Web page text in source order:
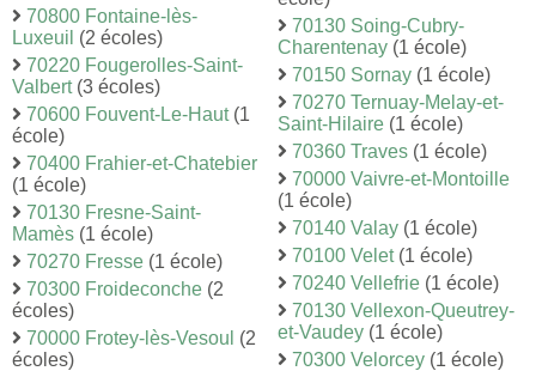
70800 Fontaine-lès-
Luxeuil (2 écoles)
70220 Fougerolles-Saint-
Valbert(3 écoles)
70600 Fouvent-Le-Haut(1
école)
70400 Frahier-et-Chatebier
(1 école)
70130 Fresne-Saint-
Mamès (1 école)
70270 Fresse (1 école)
70300 Froideconche (2
écoles)
70000 Frotey-lès-Vesoul (2
écoles)
70130 Soing-Cubry-
Charentenay (1 école)
70150 Sornay (1 école)
70270 Ternuay-Melay-et-
Saint-Hilaire (1 école)
70360 Traves (1 école)
70000 Vaivre-et-Montoille
(1 école)
70140 Valay (1 école)
70100 Velet(1 école)
70240 Vellefrie (1 école)
70130 Vellexon-Queutrey-
et-Vaudey (1 école)
70300 Velorcey (1 école)